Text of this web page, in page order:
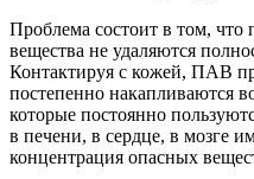
Проблема состоит в том, что
вещества не удаляются
Контактируя с кожей, ПАВ
постепенно накапливаются
которые постоянно
в печени, в сердце, в мозге
концентрация опасных